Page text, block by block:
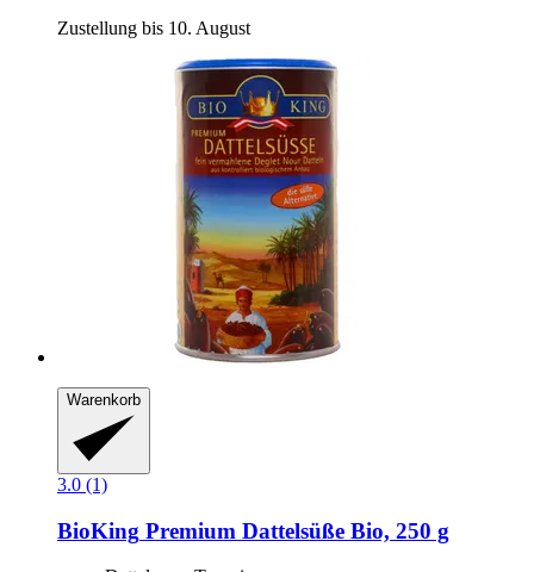
Zustellung bis 10. August
Warenkorb
3.0 (1)
BioKing Premium Dattelsüße Bio, 250 g